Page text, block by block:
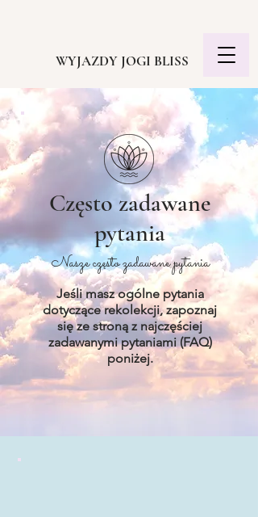
WYJAZDY JOGI BLISS
Często zadawane
pytania
Nasze często zadawane pytania
Jeśli masz ogólne pytania
dotyczące rekolekcji, zapoznaj
się ze stroną z najczęściej
zadawanymi pytaniami (FAQ)
poniżej.